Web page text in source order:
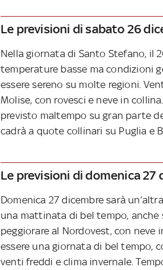
Le previsioni di sabato 26
Nella giornata di Santo Stefano, il
temperature basse ma condizioni
essere sereno su molte regioni.
Molise, con rovesci e neve in
previsto maltempo su gran parte
cadrà a quote collinari su Puglia e
Le previsioni di domenica 27
Domenica 27 dicembre sarà
una mattinata di bel tempo, anche
peggiorare al Nordovest, con neve
essere una giornata di bel tempo,
venti freddi e clima invernale.